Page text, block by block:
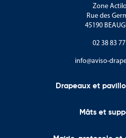
Zone
Rue des
45190
02 38 83
info@aviso-
Drapeaux et
Mâts et